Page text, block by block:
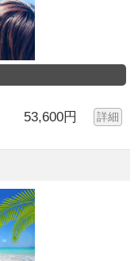
53,600円 詳細